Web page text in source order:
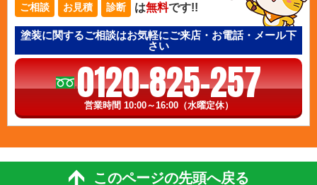
ご相談 お見積 診断 は無料です!!
塗装に関するご相談はお気軽にご来店・お電話・メール下
さい
0120-825-257
営業時間 10:00～16:00（水曜定休）
このページの先頭へ戻る